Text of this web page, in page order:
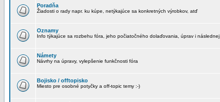
Poradňa
Žiadosti o rady napr. ku kúpe, netýkajúce sa konkretných výrobkov, atď
Oznamy
Info týkajúce sa rozbehu fóra, jeho počiatočného dolaďovania, úprav i
Námety
Návrhy na úpravy, vylepšenie funkčnosti fóra
Bojisko / offtopisko
Miesto pre osobné potyčky a off-topic temy :-)